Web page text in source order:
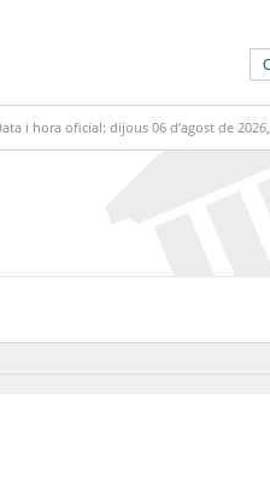
i hora oficial: dijous 06 d’agost de 2026,